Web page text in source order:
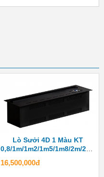
Lò Sưởi 4D 1 Màu KT
0,8/1m/1m2/1m5/1m8/2m/2m4
16,500,000đ